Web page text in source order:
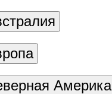
Америка